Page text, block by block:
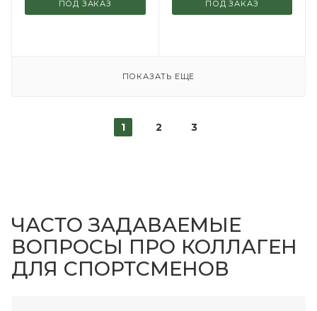
ПОД ЗАКАЗ ПОД ЗАКАЗ
ПОКАЗАТЬ ЕЩЕ
1 2 3
ЧАСТО ЗАДАВАЕМЫЕ
ВОПРОСЫ ПРО КОЛЛАГЕН
ДЛЯ СПОРТСМЕНОВ